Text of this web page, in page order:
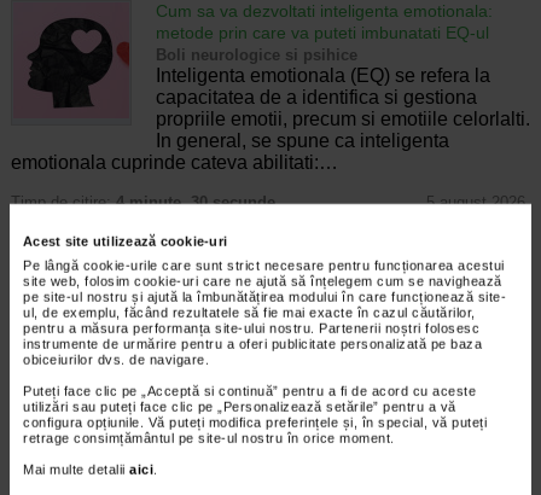
Acest site utilizează cookie-uri
Pe lângă cookie-urile care sunt strict necesare pentru funcționarea acestui
site web, folosim cookie-uri care ne ajută să înțelegem cum se navighează
pe site-ul nostru și ajută la îmbunătățirea modului în care funcționează site-
ul, de exemplu, făcând rezultatele să fie mai exacte în cazul căutărilor,
pentru a măsura performanța site-ului nostru. Partenerii noștri folosesc
instrumente de urmărire pentru a oferi publicitate personalizată pe baza
obiceiurilor dvs. de navigare.
Puteți face clic pe „Acceptă si continuă” pentru a fi de acord cu aceste
utilizări sau puteți face clic pe „Personalizează setările” pentru a vă
configura opțiunile. Vă puteți modifica preferințele și, în special, vă puteți
retrage consimțământul pe site-ul nostru în orice moment.
Mai multe detalii aici.
Cum sa va dezvoltati inteligenta emotionala:
metode prin care va puteti imbunatati EQ-ul
Boli neurologice si psihice
Inteligenta emotionala (EQ) se refera la
capacitatea de a identifica si gestiona
propriile emotii, precum si emotiile celorlalti.
In general, se spune ca inteligenta
emotionala cuprinde cateva abilitati:…
Timp de citire:4 minute, 30 secunde 5 august 2026
Enurezis: cauze, factori declansatori si solutii
Sistem urinar
Enurezisul este termenul medical pentru
pierderea accidentala de urina, de obicei in
timpul somnului. Este o afectiune frecventa
atat in randul copiilor, cat si al adultilor.
Enurezisul este considerat…
Timp de citire:4 minute, 32 secunde 28 iulie 2026
Senzatia de prea plin: cand indica o afectiune si